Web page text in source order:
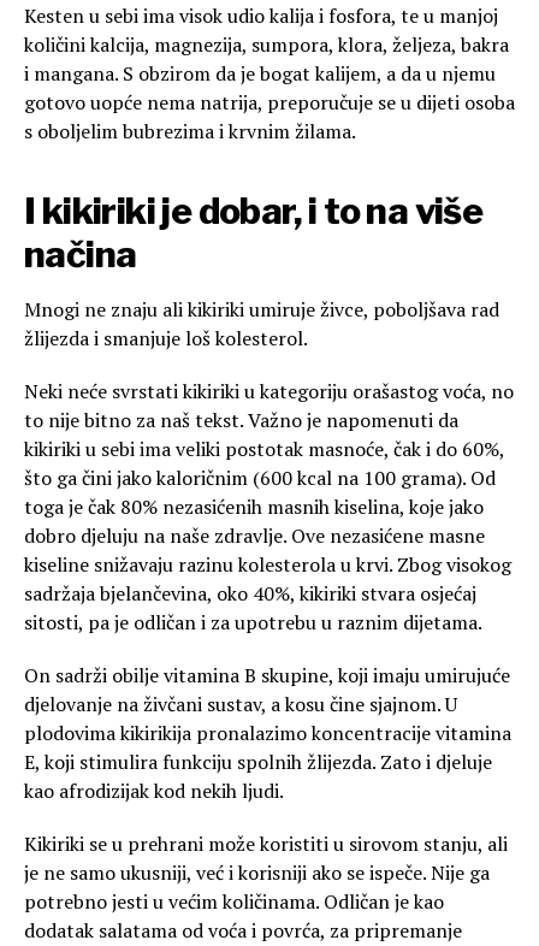
Kesten u sebi ima visok udio kalija i fosfora, te u manjoj
količini kalcija, magnezija, sumpora, klora, željeza, bakra
i mangana. S obzirom da je bogat kalijem, a da u njemu
gotovo uopće nema natrija, preporučuje se u dijeti osoba
s oboljelim bubrezima i krvnim žilama.
I kikiriki je dobar, i to na više
načina
Mnogi ne znaju ali kikiriki umiruje živce, poboljšava rad
žlijezda i smanjuje loš kolesterol.
Neki neće svrstati kikiriki u kategoriju orašastog voća, no
to nije bitno za naš tekst. Važno je napomenuti da
kikiriki u sebi ima veliki postotak masnoće, čak i do 60%,
što ga čini jako kaloričnim (600 kcal na 100 grama). Od
toga je čak 80% nezasićenih masnih kiselina, koje jako
dobro djeluju na naše zdravlje. Ove nezasićene masne
kiseline snižavaju razinu kolesterola u krvi. Zbog visokog
sadržaja bjelančevina, oko 40%, kikiriki stvara osjećaj
sitosti, pa je odličan i za upotrebu u raznim dijetama.
On sadrži obilje vitamina B skupine, koji imaju umirujuće
djelovanje na živčani sustav, a kosu čine sjajnom. U
plodovima kikirikija pronalazimo koncentracije vitamina
E, koji stimulira funkciju spolnih žlijezda. Zato i djeluje
kao afrodizijak kod nekih ljudi.
Kikiriki se u prehrani može koristiti u sirovom stanju, ali
je ne samo ukusniji, već i korisniji ako se ispeče. Nije ga
potrebno jesti u većim količinama. Odličan je kao
dodatak salatama od voća i povrća, za pripremanje